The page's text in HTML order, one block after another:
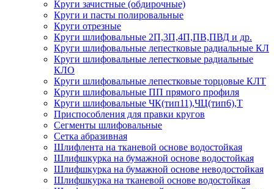
Круги зачистные (обдирочные)
Круги и пасты полировальные
Круги отрезные
Круги шлифовальные 2П,3П,4П,ПВ,ПВД и др.
Круги шлифовальные лепестковые радиальные КЛ
Круги шлифовальные лепестковые радиальные
КЛО
Круги шлифовальные лепестковые торцовые КЛТ
Круги шлифовальные ПП прямого профиля
Круги шлифовальные ЧК(тип11),ЧЦ(тип6),Т
Приспособления для правки кругов
Сегменты шлифовальные
Сетка абразивная
Шлифлента на тканевой основе водостойкая
Шлифшкурка на бумажной основе водостойкая
Шлифшкурка на бумажной основе неводостойкая
Шлифшкурка на тканевой основе водостойкая